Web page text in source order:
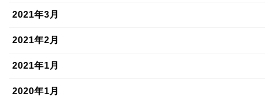
2021年3月
2021年2月
2021年1月
2020年1月